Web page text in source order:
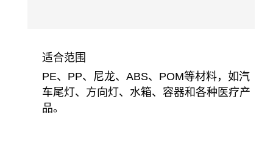
适合范围
PE、 PP、尼龙、 ABS、 POM等材料，如汽
车尾灯、方向灯、水箱、容器和各种医疗产
品。